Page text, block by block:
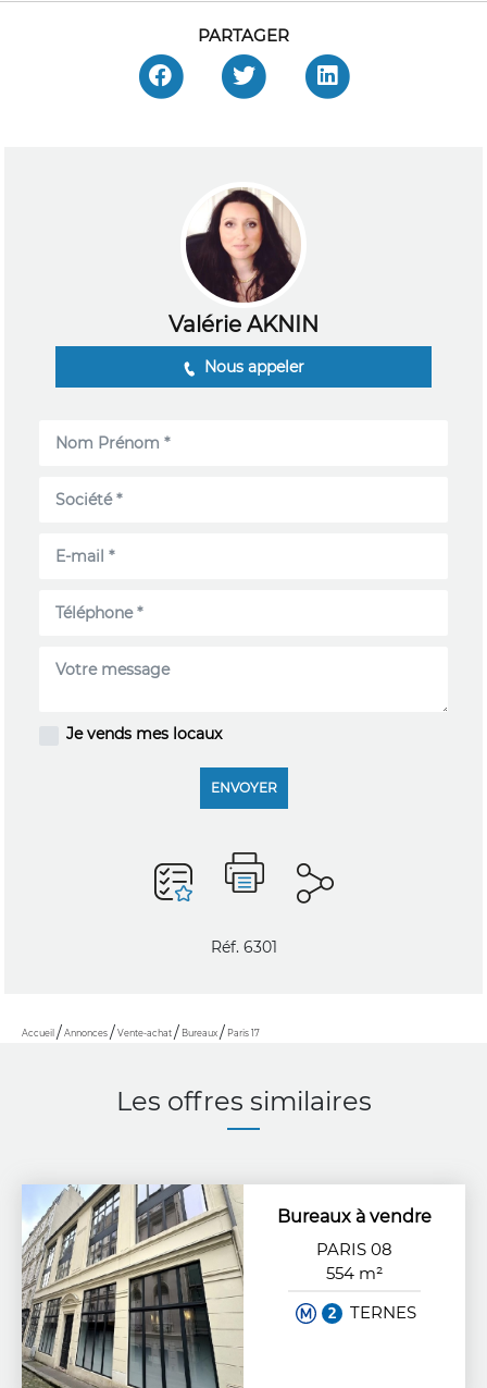
Accueil Annonces Vente-achat Bureaux Paris 17
PARTAGER
Valérie AKNIN
Nous appeler
Je vends mes locaux
ENVOYER
Réf. 6301
Les offres similaires
Bureaux à vendre
PARIS 08
554 m²
TERNES